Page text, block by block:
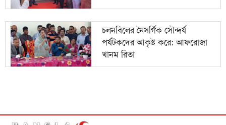
চলনবিলের নৈসর্গিক সৌন্দর্য
পর্যটকদের আকৃষ্ট করে: আফরোজা
খানম রিতা